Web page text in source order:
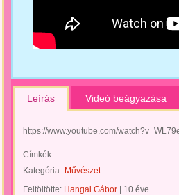
Leírás Videó beágyazása
https://www.youtube.com/
Címkék:
Kategória: Művészet
Feltöltötte: Hangai Gábor
10 éve